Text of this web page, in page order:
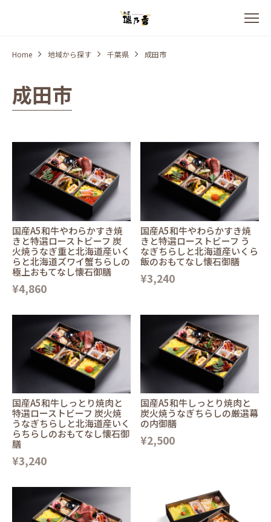
Home 地域から探す 千葉県 成田市
成田市
国産A5和牛やわらかすき焼
きと特選ローストビーフ 炭
火焼うなぎ重と北海道産いく
らと北海道ズワイ蟹ちらしの
極上おもてなし懐石御膳
¥4,860
国産A5和牛やわらかすき焼
きと特選ローストビーフ う
なぎちらしと北海道産いくら
飯のおもてなし懐石御膳
¥3,240
国産A5和牛しっとり焼肉と
特選ローストビーフ 炭火焼
うなぎちらしと北海道産いく
らちらしのおもてなし懐石御
膳
¥3,240
国産A5和牛しっとり焼肉と
炭火焼うなぎちらしの厳選幕
の内御膳
¥2,500